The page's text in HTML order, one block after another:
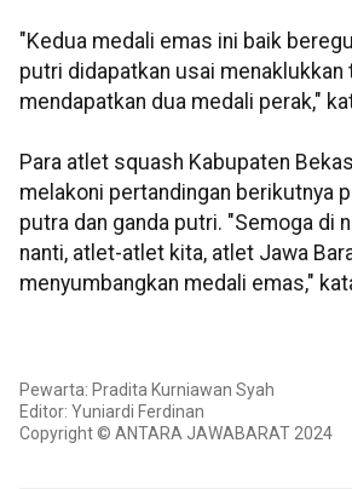
"Kedua medali emas ini baik
putri didapatkan usai menaklukkan
mendapatkan dua medali perak,"
Para atlet squash Kabupaten
melakoni pertandingan berikutnya
putra dan ganda putri. "Semoga di
nanti, atlet-atlet kita, atlet Jawa
menyumbangkan medali emas,"
Pewarta: Pradita Kurniawan Syah
Editor: Yuniardi Ferdinan
Copyright © ANTARA JAWABARAT 2024